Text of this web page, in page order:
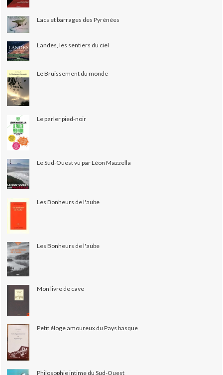
Lacs et barrages des Pyrénées
Landes, les sentiers du ciel
Le Bruissement du monde
Le parler pied-noir
Le Sud-Ouest vu par Léon Mazzella
Les Bonheurs de l'aube
Les Bonheurs de l'aube
Mon livre de cave
Petit éloge amoureux du Pays basque
Philosophie intime du Sud-Ouest